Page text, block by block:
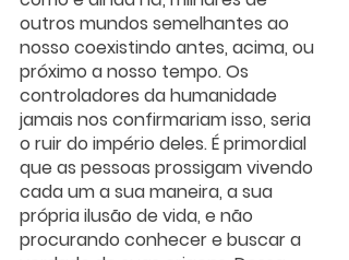
outros mundos semelhantes ao
nosso coexistindo antes, acima, ou
próximo a nosso tempo. Os
controladores da humanidade
jamais nos confirmariam isso, seria
o ruir do império deles. É primordial
que as pessoas prossigam vivendo
cada um a sua maneira, a sua
própria ilusão de vida, e não
procurando conhecer e buscar a